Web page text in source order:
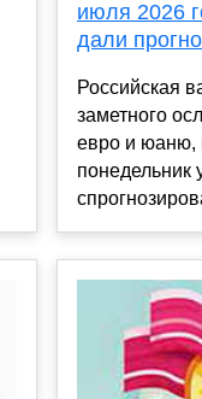
июля 2026
дали
Российская
заметного
евро и юаню,
понедельник